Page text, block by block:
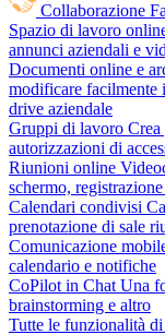
Collaborazione
Spazio di lavoro
annunci aziendali e
Documenti online e
modificare facilmente
drive aziendale
Gruppi di lavoro
autorizzazioni di
Riunioni online
schermo,
Calendari condivisi
prenotazione di sale
Comunicazione
calendario e notifiche
CoPilot in Chat Una
brainstorming e altro
Tutte le funzionalità